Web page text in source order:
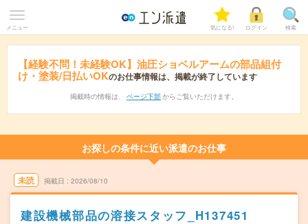
メニュー 気になる! ログイン 検索
【経験不問！未経験OK】油圧ショベルアームの部品組付
け・塗装/日払いOKのお仕事情報は、掲載が終了しています
掲載時の情報は、 ページ下部 からご覧いただけます。
お探しの条件に近い派遣のお仕事
未読 掲載日 2026/08/10
建設機械部品の溶接スタッフ_H137451